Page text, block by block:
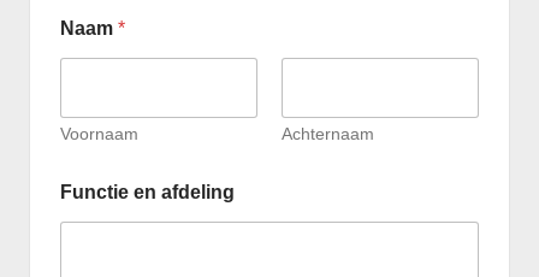
Naam *
Voornaam Achternaam
A
a
Functie en afdeling